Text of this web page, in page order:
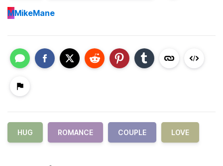
MMikeMane
HUG ROMANCE COUPLE LOVE